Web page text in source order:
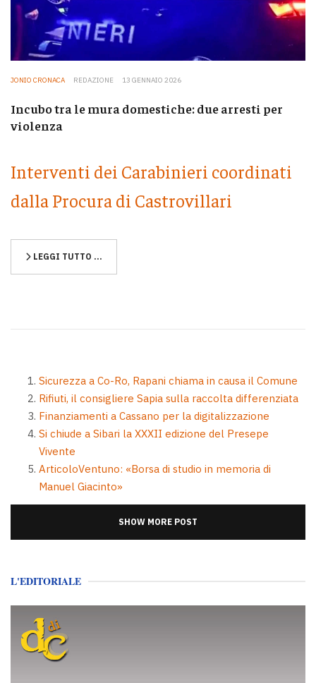
JONIO CRONACA REDAZIONE 13 GENNAIO 2026
Incubo tra le mura domestiche: due arresti per
violenza
Interventi dei Carabinieri coordinati
dalla Procura di Castrovillari
LEGGI TUTTO …
Sicurezza a Co-Ro, Rapani chiama in causa il Comune
Rifiuti, il consigliere Sapia sulla raccolta differenziata
Finanziamenti a Cassano per la digitalizzazione
Si chiude a Sibari la XXXII edizione del Presepe
Vivente
ArticoloVentuno: «Borsa di studio in memoria di
Manuel Giacinto»
SHOW MORE POST
L'EDITORIALE